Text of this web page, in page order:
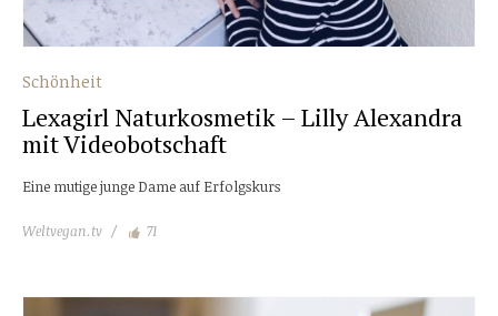
Schönheit
Lexagirl Naturkosmetik – Lilly Alexandra
mit Videobotschaft
Eine mutige junge Dame auf Erfolgskurs
Weltvegan.tv 71